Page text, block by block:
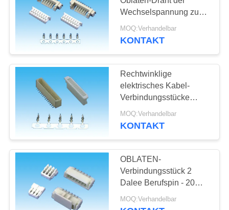
Verbindungsstück
Draht zum
Leiterplatten-
Verbinder
Wechselspannung zu
des Leiterplatten-
Verbinder-125V, die
MOQ:Verhandelbar
KONTAKT
Rechtwinklige
elektrisches Kabel-
Verbindungsstücke
SMTs, Oblaten-kleine
elektrische
MOQ:Verhandelbar
KONTAKT
OBLATEN-
Verbindungsstück 2
Dalee Berufspin - 20
Pin-Abdruck
DL50010402
MOQ:Verhandelbar